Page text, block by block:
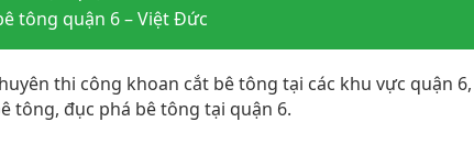
tông quận 6 – Việt Đức
thi công khoan cắt bê tông tại các khu vực quận 6,
tông, đục phá bê tông tại quận 6.